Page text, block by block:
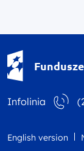
Infolinia
English version